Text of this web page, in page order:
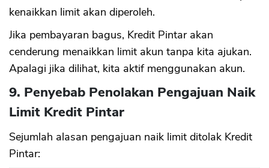
kenaikkan limit akan diperoleh.
Jika pembayaran bagus, Kredit Pintar akan
cenderung menaikkan limit akun tanpa kita ajukan.
Apalagi jika dilihat, kita aktif menggunakan akun.
9. Penyebab Penolakan Pengajuan Naik
Limit Kredit Pintar
Sejumlah alasan pengajuan naik limit ditolak Kredit
Pintar: